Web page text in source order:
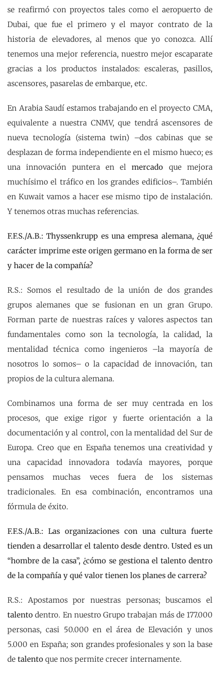
se reafirmó con proyectos tales como el aeropuerto de
Dubai, que fue el primero y el mayor contrato de la
historia de elevadores, al menos que yo conozca. Allí
tenemos una mejor referencia, nuestro mejor escaparate
gracias a los productos instalados: escaleras, pasillos,
ascensores, pasarelas de embarque, etc.
En Arabia Saudí estamos trabajando en el proyecto CMA,
equivalente a nuestra CNMV, que tendrá ascensores de
nueva tecnología (sistema twin) –dos cabinas que se
desplazan de forma independiente en el mismo hueco; es
una innovación puntera en elmercado que mejora
muchísimo el tráfico en los grandes edificios–. También
en Kuwait vamos a hacer ese mismo tipo de instalación.
Y tenemos otras muchas referencias.
F.F.S./A.B.: Thyssenkrupp es una empresa alemana, ¿qué
carácter imprime este origen germano en la forma de ser
y hacer de la compañía?
R.S.: Somos el resultado de la unión de dos grandes
grupos alemanes que se fusionan en un gran Grupo.
Forman parte de nuestras raíces y valores aspectos tan
fundamentales como son la tecnología, la calidad, la
mentalidad técnica como ingenieros –la mayoría de
nosotros lo somos– o la capacidad de innovación, tan
propios de la cultura alemana.
Combinamos una forma de ser muy centrada en los
procesos, que exige rigor y fuerte orientación a la
documentación y al control, con la mentalidad del Sur de
Europa. Creo que en España tenemos una creatividad y
una capacidad innovadora todavía mayores, porque
pensamos muchas veces fuera de los sistemas
tradicionales. En esa combinación, encontramos una
fórmula de éxito.
F.F.S./A.B.: Las organizaciones con una cultura fuerte
tienden a desarrollar el talento desde dentro. Usted es un
“hombre de la casa”, ¿cómo se gestiona el talento dentro
de la compañía y qué valor tienen los planes de carrera?
R.S.: Apostamos por nuestras personas; buscamos el
talento dentro. En nuestro Grupo trabajan más de 177.000
personas, casi 50.000 en el área de Elevación y unos
5.000 en España; son grandes profesionales y son la base
de talento que nos permite crecer internamente.